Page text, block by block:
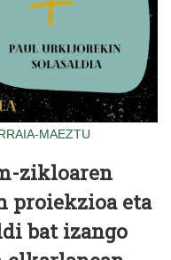
MAEZTU
zikloaren
proiekzioa eta
bat izango